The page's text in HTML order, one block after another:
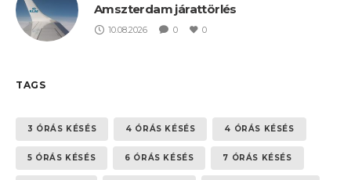
Amszterdam járattörlés
10.08.2026 0 0
TAGS
3 ÓRÁS KÉSÉS 4 ÓRÁS KÉSÉS 4 ÓRÁS KÉSÉS
5 ÓRÁS KÉSÉS 6 ÓRÁS KÉSÉS 7 ÓRÁS KÉSÉS